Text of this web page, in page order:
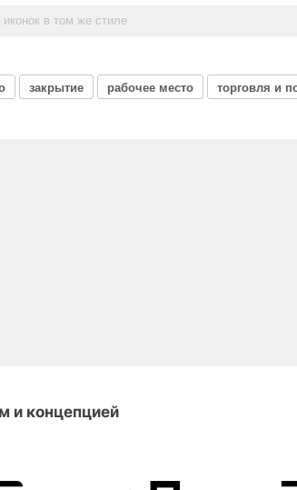
закрытие рабочее место торговля и
и концепцией